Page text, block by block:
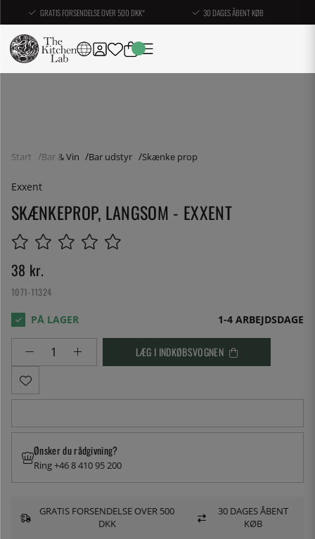
GRATIS FORSENDELSE OVER 500 DKK* 30 DAGES ÅBENT KØB
Start Bar & Vin Bar udstyr Skænke prop
Exxent
SKÆNKEPROP, LANGSOM - EXXENT
38 kr.
1071-11324
1-4 ARBEJDSDAGE
LÆG I INDKØBSVOGNEN
Ønsker du rådgivning?
Ring +46 8 410 95 200
GRATIS FORSENDELSE OVER 500
DKK
30 DAGES ÅBENT
KØB